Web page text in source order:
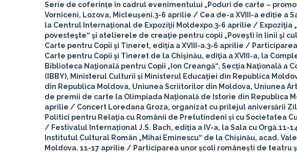
Serie de coferințe în cadrul evenimentului „Poduri de carte –
Vorniceni, Lozova, Micleușeni.3-6 aprilie / Cea de-a XVIII-a ediție a
la Centrul Internaţional de Expoziţii Moldexpo.3-6 aprilie / Expoziţia
povesteşte“ şi atelierele de creaţie pentru copii „Poveşti în linii şi
Carte pentru Copii şi Tineret, ediţia a XVIII-a.3-6 aprilie /
Carte pentru Copii şi Tineret de la Chişinău, ediţia a XVIII-a, la
Biblioteca Naţională pentru Copii „Ion Creangă“, Secţia Naţională
(IBBY), Ministerul Culturii și Ministerul Educaţiei din Republica
din Republica Moldova, Uniunea Scriitorilor din Moldova, Uniunea
de premii de carte la Olimpiada Naţională de Istorie din Republica
aprilie / Concert Loredana Groza, organizat cu prilejul aniversării
Politici pentru Relaţia cu Românii de Pretutindeni și cu Societatea
/ Festivalul Internațional J.S. Bach, ediția a IV-a, la Sala cu Orgă.11-
Institutul Cultural Român „Mihai Eminescu“ de la Chișinău, acad.
Moldova. 11-17 aprilie / Participarea unor școli românești de teatru